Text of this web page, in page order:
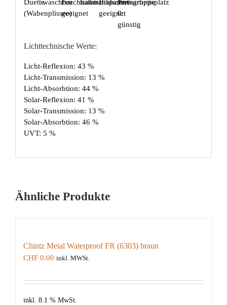
Lichttechnische Werte:
Licht-Reflexion: 43 %
Licht-Transmission: 13 %
Licht-Absorbtion: 44 %
Solar-Reflexion: 41 %
Solar-Transmission: 13 %
Solar-Absorbtion: 46 %
UVT: 5 %
Ähnliche Produkte
Chintz Metal Waterproof FR (6303) braun
CHF 0.00 inkl. MWSt.
inkl. 8.1 % MwSt.